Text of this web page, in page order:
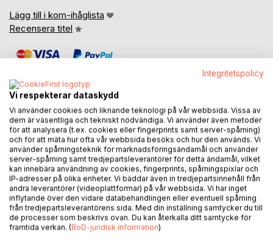
Lägg till i kom-ihåglista
Recensera titel
BESKRIVNING
Sista stegen, en spänningsroman om människors dolda
sidor och att allt inte är som det ser ut
Jessica och Magnus lever ett stillsamt liv tillsammans, tills
allt plötsligt rämnar och de var för sig kastas in i ett
psykologiskt drama. Magnus position som chef hotas, och
han sjunker allt djupare in i ett mörker han inte förstår.
Integritetspolicy
Vi respekterar dataskydd
Vi använder cookies och liknande teknologi på vår webbsida. Vissa av
dem är väsentliga och tekniskt nödvändiga. Vi använder även metoder
för att analysera (t.ex. cookies eller fingerprints samt server-spårning)
och för att mäta hur ofta vår webbsida besöks och hur den används. Vi
använder spårningsteknik för marknadsföringsändamål och använder
server-spårning samt tredjepartsleverantörer för detta ändamål, vilket
kan innebära användning av cookies, fingerprints, spårningspixlar och
IP-adresser på olika enheter. Vi bäddar även in tredjepartsinnehåll från
andra leverantörer (videoplattformar) på vår webbsida. Vi har inget
inflytande över den vidare databehandlingen eller eventuell spårning
från tredjepartsleverantörens sida. Med din inställning samtycker du till
de processer som beskrivs ovan. Du kan återkalla ditt samtycke för
framtida verkan. (BoD-juridisk information)